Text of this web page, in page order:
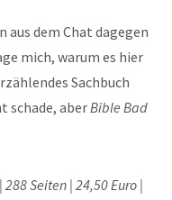
aus dem Chat dagegen
mich, warum es hier
Sachbuch
schade, aberBible Bad
Seiten | 24,50 Euro |